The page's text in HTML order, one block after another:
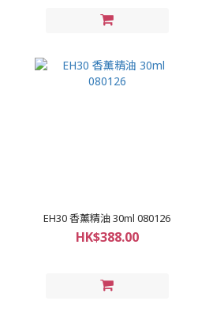
EH30 香薰精油 30ml 080126
HK$388.00